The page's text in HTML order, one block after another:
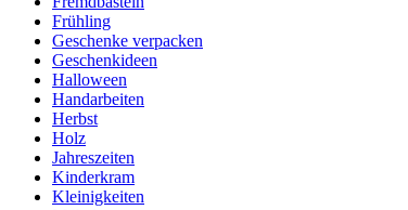
Frühling
Geschenke verpacken
Geschenkideen
Halloween
Handarbeiten
Herbst
Holz
Jahreszeiten
Kinderkram
Kleinigkeiten